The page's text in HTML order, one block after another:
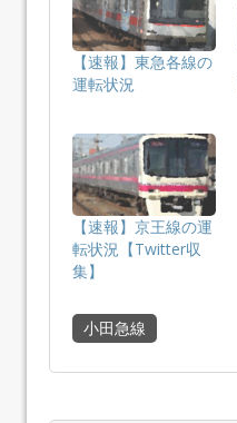
【速報】東急各線の
運転状況
【速報】京王線の運
転状況【Twitter収
集】
小田急線